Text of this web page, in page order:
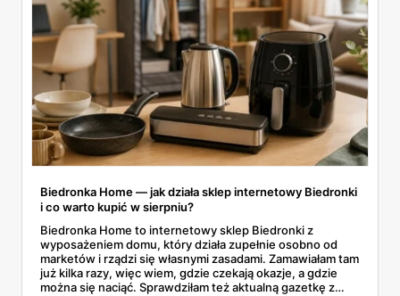
Biedronka Home — jak działa sklep internetowy Biedronki
i co warto kupić w sierpniu?
Biedronka Home to internetowy sklep Biedronki z
wyposażeniem domu, który działa zupełnie osobno od
marketów i rządzi się własnymi zasadami. Zamawiałam tam
już kilka razy, więc wiem, gdzie czekają okazje, a gdzie
można się naciąć. Sprawdziłam też aktualną gazetkę z